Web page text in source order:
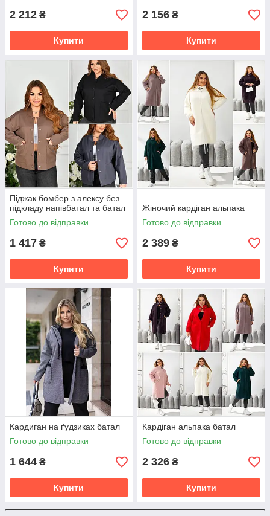
2 212 ₴
Купити
2 156 ₴
Купити
Піджак бомбер з алексу без
підкладу напівбатал та батал
Готово до відправки
1 417 ₴
Купити
Жіночий кардіган альпака
Готово до відправки
2 389 ₴
Купити
Кардиган на ґудзиках батал
Готово до відправки
1 644 ₴
Купити
Кардіган альпака батал
Готово до відправки
2 326 ₴
Купити